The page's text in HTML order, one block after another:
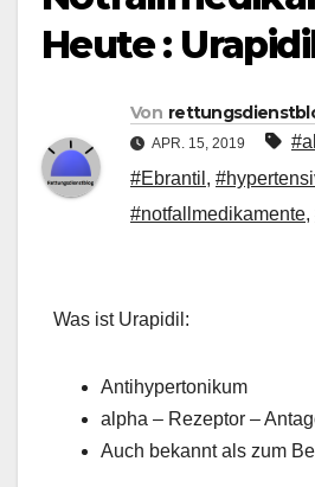
Heute :
Von
APR. 15, 2019
#Ebrantil ,
#notfallmedikamente,
Was ist Urapidil:
Antihypertonikum
alpha – Rezeptor –
Auch bekannt als zum